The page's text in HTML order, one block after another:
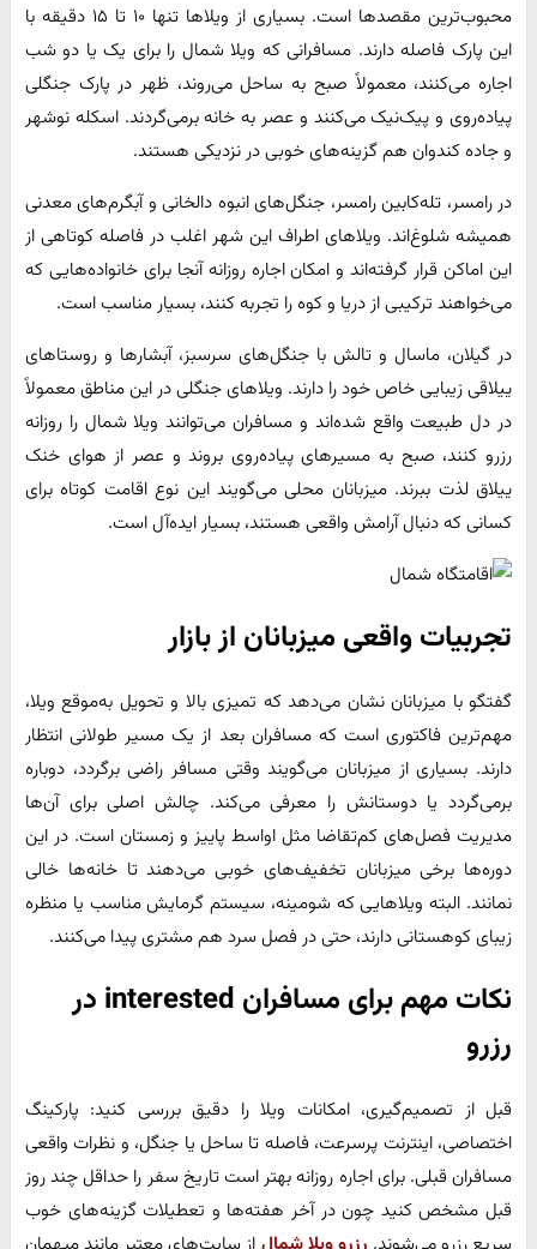
محبوب‌ترین مقصدها است. بسیاری از ویلاها تنها ۱۰ تا ۱۵ دقیقه با
این پارک فاصله دارند. مسافرانی که ویلا شمال را برای یک یا دو شب
اجاره می‌کنند، معمولاً صبح به ساحل می‌روند، ظهر در پارک جنگلی
پیاده‌روی و پیک‌نیک می‌کنند و عصر به خانه برمی‌گردند. اسکله نوشهر
و جاده کندوان هم گزینه‌های خوبی در نزدیکی هستند.
در رامسر، تله‌کابین رامسر، جنگل‌های انبوه دالخانی و آبگرم‌های معدنی
همیشه شلوغ‌اند. ویلاهای اطراف این شهر اغلب در فاصله کوتاهی از
این اماکن قرار گرفته‌اند و امکان اجاره روزانه آنجا برای خانواده‌هایی که
می‌خواهند ترکیبی از دریا و کوه را تجربه کنند، بسیار مناسب است.
در گیلان، ماسال و تالش با جنگل‌های سرسبز، آبشارها و روستاهای
ییلاقی زیبایی خاص خود را دارند. ویلاهای جنگلی در این مناطق معمولاً
در دل طبیعت واقع شده‌اند و مسافران می‌توانند ویلا شمال را روزانه
رزرو کنند، صبح به مسیرهای پیاده‌روی بروند و عصر از هوای خنک
ییلاق لذت ببرند. میزبانان محلی می‌گویند این نوع اقامت کوتاه برای
کسانی که دنبال آرامش واقعی هستند، بسیار ایده‌آل است.
تجربیات واقعی میزبانان از بازار
گفتگو با میزبانان نشان می‌دهد که تمیزی بالا و تحویل به‌موقع ویلا،
مهم‌ترین فاکتوری است که مسافران بعد از یک مسیر طولانی انتظار
دارند. بسیاری از میزبانان می‌گویند وقتی مسافر راضی برگردد، دوباره
برمی‌گردد یا دوستانش را معرفی می‌کند. چالش اصلی برای آن‌ها
مدیریت فصل‌های کم‌تقاضا مثل اواسط پاییز و زمستان است. در این
دوره‌ها برخی میزبانان تخفیف‌های خوبی می‌دهند تا خانه‌ها خالی
نمانند. البته ویلاهایی که شومینه، سیستم گرمایش مناسب یا منظره
زیبای کوهستانی دارند، حتی در فصل سرد هم مشتری پیدا می‌کنند.
نکات مهم برای مسافران interested در
رزرو
قبل از تصمیم‌گیری، امکانات ویلا را دقیق بررسی کنید: پارکینگ
اختصاصی، اینترنت پرسرعت، فاصله تا ساحل یا جنگل، و نظرات واقعی
مسافران قبلی. برای اجاره روزانه بهتر است تاریخ سفر را حداقل چند روز
قبل مشخص کنید چون در آخر هفته‌ها و تعطیلات گزینه‌های خوب